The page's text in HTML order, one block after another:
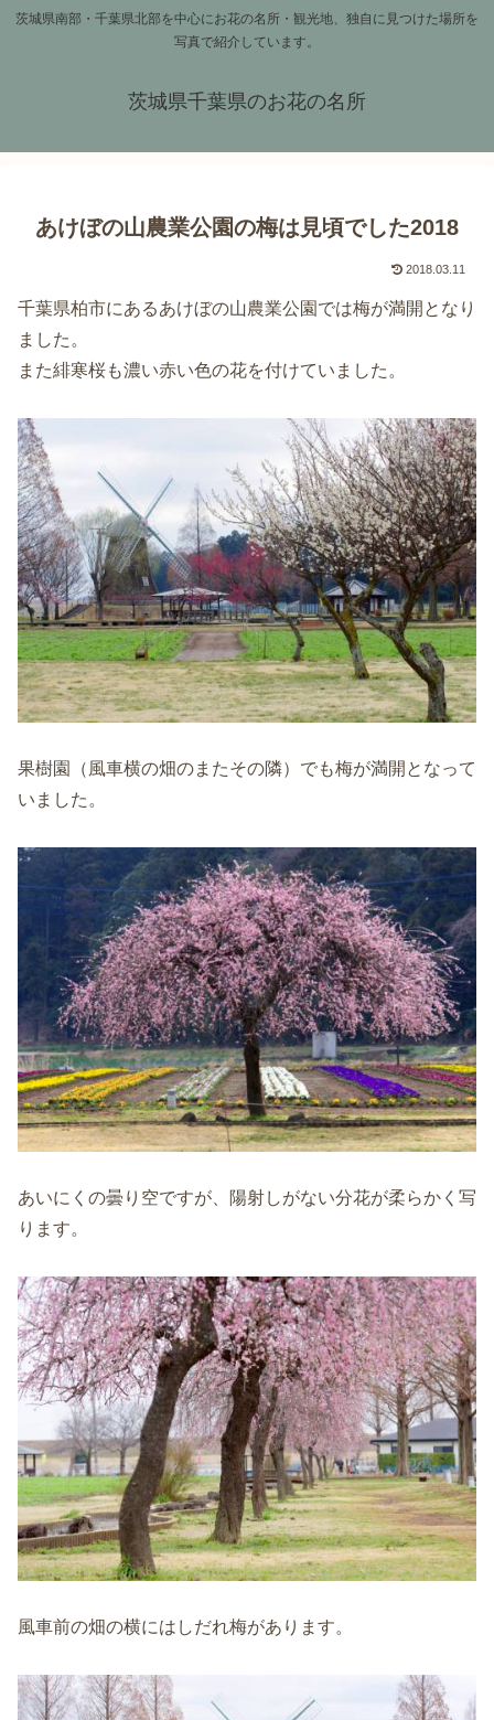
茨城県南部・千葉県北部を中心にお花の名所・観光地、独自に見つけた場所を
写真で紹介しています。
茨城県千葉県のお花の名所
あけぼの山農業公園の梅は見頃でした2018
2018.03.11
千葉県柏市にあるあけぼの山農業公園では梅が満開となり
ました。
また緋寒桜も濃い赤い色の花を付けていました。
果樹園（風車横の畑のまたその隣）でも梅が満開となって
いました。
あいにくの曇り空ですが、陽射しがない分花が柔らかく写
ります。
風車前の畑の横にはしだれ梅があります。